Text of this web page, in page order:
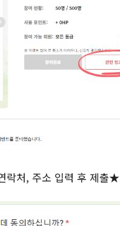
락처, 주소 입력 후 제출★